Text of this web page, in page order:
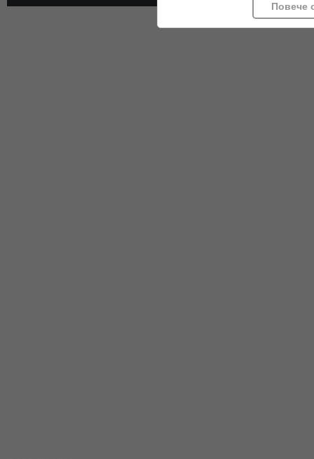
Повече